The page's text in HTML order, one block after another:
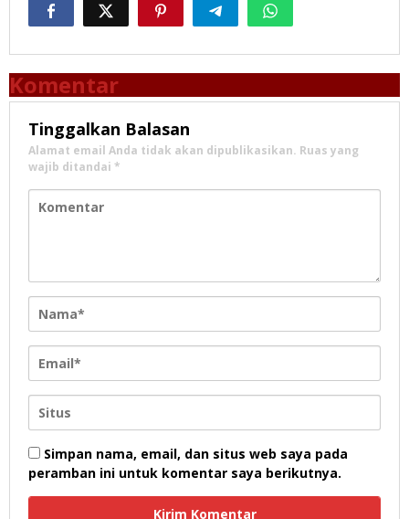
Komentar
Tinggalkan Balasan
Alamat email Anda tidak akan dipublikasikan. Ruas yang
wajib ditandai *
Simpan nama, email, dan situs web saya pada
peramban ini untuk komentar saya berikutnya.